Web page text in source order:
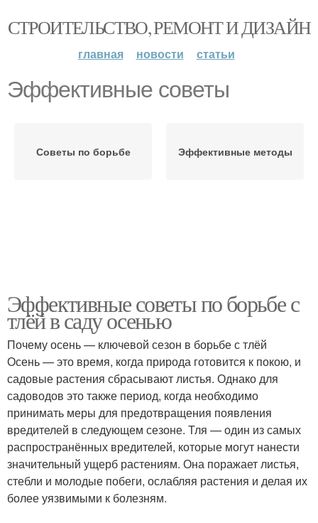
СТРОИТЕЛЬСТВО, РЕМОНТ И ДИЗАЙН
главная новости статьи
Эффективные советы
Советы по борьбе Эффективные методы
Эффективные советы по борьбе с
тлёй в саду осенью
Почему осень — ключевой сезон в борьбе с тлёй
Осень — это время, когда природа готовится к покою, и
садовые растения сбрасывают листья. Однако для
садоводов это также период, когда необходимо
принимать меры для предотвращения появления
вредителей в следующем сезоне. Тля — один из самых
распространённых вредителей, которые могут нанести
значительный ущерб растениям. Она поражает листья,
стебли и молодые побеги, ослабляя растения и делая их
более уязвимыми к болезням.